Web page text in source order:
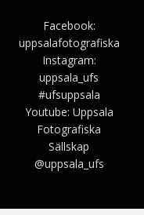
Facebook:
uppsalafotografiska
Instagram:
uppsala_ufs
#ufsuppsala
Youtube: Uppsala
Fotografiska
Sällskap
@uppsala_ufs